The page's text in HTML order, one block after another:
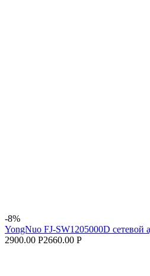
-8%
YongNuo FJ-SW1205000D сетевой
2900.00 Р2660.00 Р